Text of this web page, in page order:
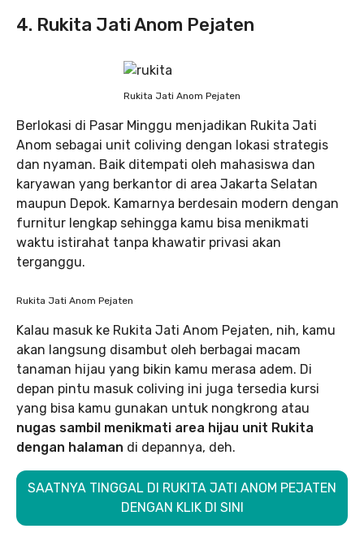
4. Rukita Jati Anom Pejaten
Rukita Jati Anom Pejaten
Berlokasi di Pasar Minggu menjadikan Rukita Jati
Anom sebagai unit coliving dengan lokasi strategis
dan nyaman. Baik ditempati oleh mahasiswa dan
karyawan yang berkantor di area Jakarta Selatan
maupun Depok. Kamarnya berdesain modern dengan
furnitur lengkap sehingga kamu bisa menikmati
waktu istirahat tanpa khawatir privasi akan
terganggu.
Rukita Jati Anom Pejaten
Kalau masuk ke Rukita Jati Anom Pejaten, nih, kamu
akan langsung disambut oleh berbagai macam
tanaman hijau yang bikin kamu merasa adem. Di
depan pintu masuk coliving ini juga tersedia kursi
yang bisa kamu gunakan untuk nongkrong atau
nugas sambil menikmati area hijau unit Rukita
dengan halaman di depannya, deh.
SAATNYA TINGGAL DI RUKITA JATI ANOM PEJATEN
DENGAN KLIK DI SINI